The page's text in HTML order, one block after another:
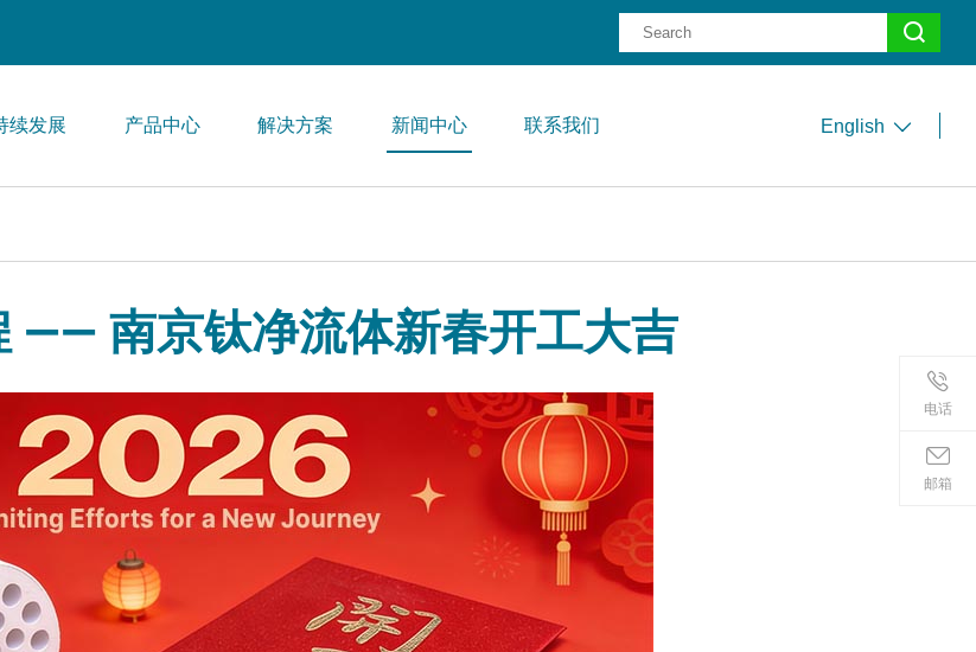
续发展 产品中心 解决方案 新闻中心 联系我们 English
—— 南京钛净流体新春开工大吉
电话
邮箱